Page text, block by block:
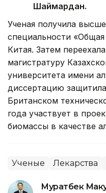
Шаймардан.
Ученая получила
специальности
Китая. Затем
магистратуру
университета имени
диссертацию
Британском
года участвует в
биомассы в качестве
Ученые Лекарства
Муратбек